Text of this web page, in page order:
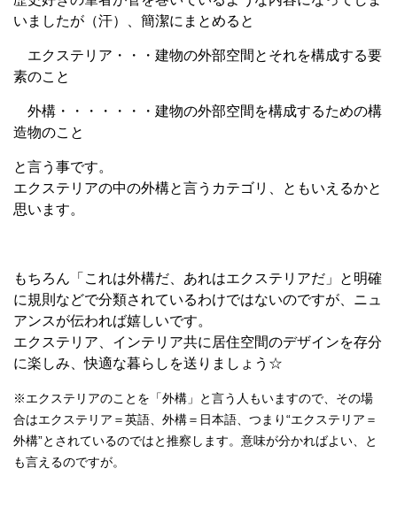
いましたが（汗）、簡潔にまとめると
エクステリア・・・建物の外部空間とそれを構成する要
素のこと
外構・・・・・・・建物の外部空間を構成するための構
造物のこと
と言う事です。
エクステリアの中の外構と言うカテゴリ、ともいえるかと
思います。
もちろん「これは外構だ、あれはエクステリアだ」と明確
に規則などで分類されているわけではないのですが、ニュ
アンスが伝われば嬉しいです。
エクステリア、インテリア共に居住空間のデザインを存分
に楽しみ、快適な暮らしを送りましょう☆
※エクステリアのことを「外構」と言う人もいますので、その場
合はエクステリア＝英語、外構＝日本語、つまり“エクステリア＝
外構”とされているのではと推察します。意味が分かればよい、と
も言えるのですが。